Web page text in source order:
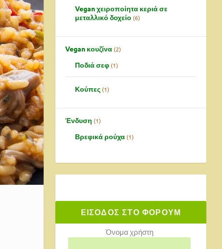
Vegan χειροποίητα κεριά σε
μεταλλικό δοχείο 6
Vegan κουζίνα 2
Ποδιά σεφ 1
Κούπες 1
Ένδυση 1
Βρεφικά ρούχα 1
ΕΙΣΟΔΟΣ ΣΤΟ ΦΟΡΟΥΜ
Όνομα χρήστη